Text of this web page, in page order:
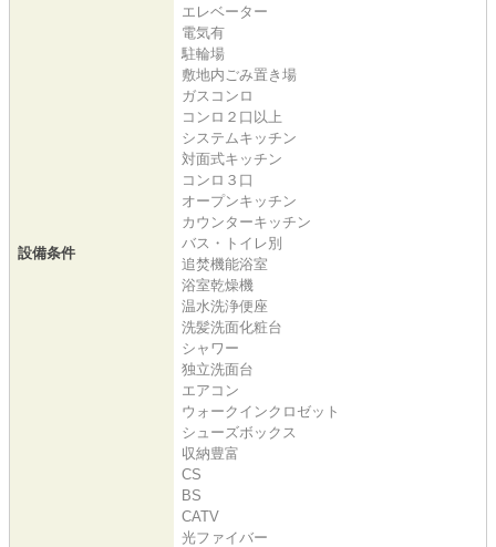
設備条件
エレベーター
電気有
駐輪場
敷地内ごみ置き場
ガスコンロ
コンロ２口以上
システムキッチン
対面式キッチン
コンロ３口
オープンキッチン
カウンターキッチン
バス・トイレ別
追焚機能浴室
浴室乾燥機
温水洗浄便座
洗髪洗面化粧台
シャワー
独立洗面台
エアコン
ウォークインクロゼット
シューズボックス
収納豊富
CS
BS
CATV
光ファイバー